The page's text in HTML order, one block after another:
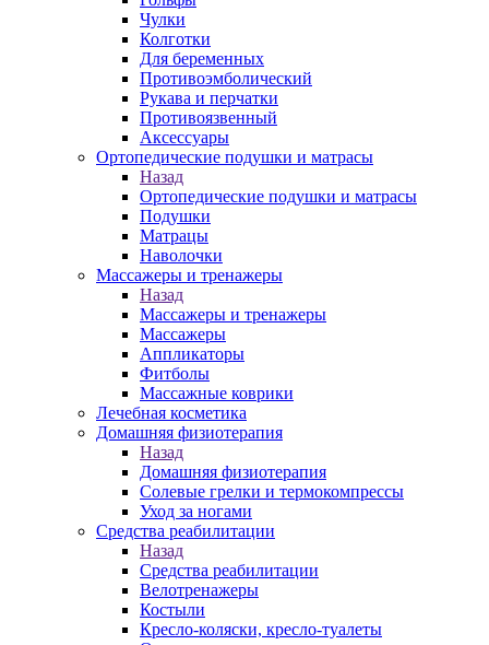
Чулки
Колготки
Для беременных
Противоэмболический
Рукава и перчатки
Противоязвенный
Аксессуары
Ортопедические подушки и матрасы
Назад
Ортопедические подушки и матрасы
Подушки
Матрацы
Наволочки
Массажеры и тренажеры
Назад
Массажеры и тренажеры
Массажеры
Аппликаторы
Фитболы
Массажные коврики
Лечебная косметика
Домашняя физиотерапия
Назад
Домашняя физиотерапия
Солевые грелки и термокомпрессы
Уход за ногами
Средства реабилитации
Назад
Средства реабилитации
Велотренажеры
Костыли
Кресло-коляски, кресло-туалеты